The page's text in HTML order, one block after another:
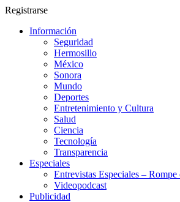
Registrarse
Información
Seguridad
Hermosillo
México
Sonora
Mundo
Deportes
Entretenimiento y Cultura
Salud
Ciencia
Tecnología
Transparencia
Especiales
Entrevistas Especiales –
Videopodcast
Publicidad